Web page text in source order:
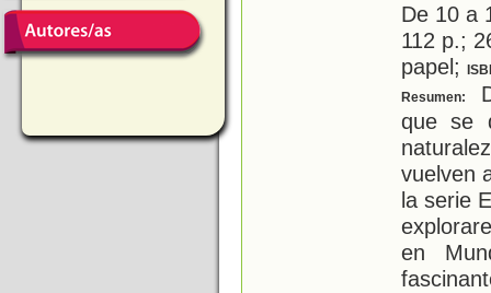
De 10 a
112 p.;
papel;
Resumen:
que se
vuelven
la serie
en